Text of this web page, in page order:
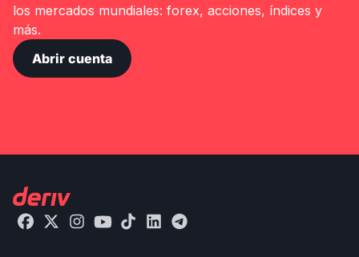
los mercados mundiales: forex, acciones, índices y
más.
Abrir cuenta